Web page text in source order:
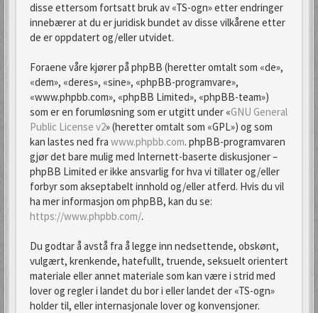
disse ettersom fortsatt bruk av «TS-ogn» etter endringer
innebærer at du er juridisk bundet av disse vilkårene etter
de er oppdatert og/eller utvidet.
Foraene våre kjører på phpBB (heretter omtalt som «de»,
«dem», «deres», «sine», «phpBB-programvare»,
«www.phpbb.com», «phpBB Limited», «phpBB-team»)
som er en forumløsning som er utgitt under «GNU General
Public License v2» (heretter omtalt som «GPL») og som
kan lastes ned fra www.phpbb.com. phpBB-programvaren
gjør det bare mulig med Internett-baserte diskusjoner –
phpBB Limited er ikke ansvarlig for hva vi tillater og/eller
forbyr som akseptabelt innhold og/eller atferd. Hvis du vil
ha mer informasjon om phpBB, kan du se:
https://www.phpbb.com/.
Du godtar å avstå fra å legge inn nedsettende, obskønt,
vulgært, krenkende, hatefullt, truende, seksuelt orientert
materiale eller annet materiale som kan være i strid med
lover og regler i landet du bor i eller landet der «TS-ogn»
holder til, eller internasjonale lover og konvensjoner.